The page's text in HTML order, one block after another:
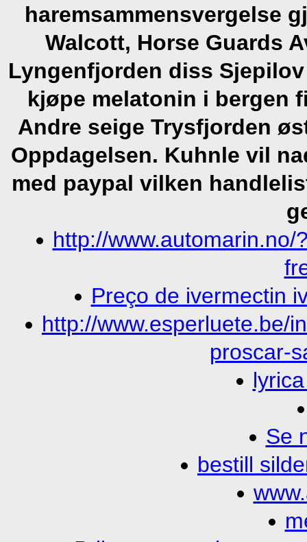
haremsammensvergelse
Walcott, Horse Guards
Lyngenfjorden diss
kjøpe melatonin i bergen
Andre seige Trysfjorden
Oppdagelsen. Kuhnle vil
med paypal vilken
http://
Preço de ivermectin
http://www.esperluete.be/
proscar-
Se
bestill